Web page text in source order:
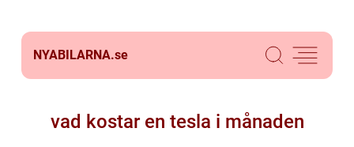
NYABILARNA.se
vad kostar en tesla i månaden